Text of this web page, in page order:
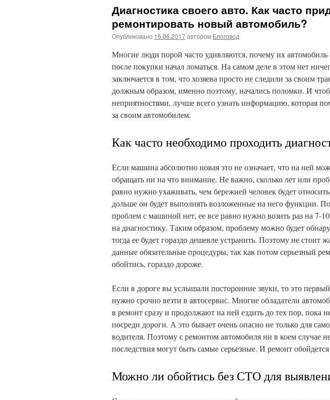
Диагностика своего авто. Как часто
ремонтировать новый автомобиль?
Опубликовано 16.06.2017автором Блоговод
Многие люди порой часто удивляются, почему их автомобиль
после покупки начал ломаться. На самом деле в этом нет
заключается в том, что хозяева просто не следили за своим
должным образом, именно поэтому, начались поломки. И
неприятностями, лучше всего узнать информацию, которая
за своим автомобилем.
Как часто необходимо проходить
Если машина абсолютно новая это не означает, что на ней
обращать ни на что внимание. Не важно, сколько лет или
равно нужно ухаживать, чем бережней человек будет
дольше он будет выполнять возложенные на него функции.
проблем с машиной нет, ее все равно нужно возить раз на 7-
на диагностику. Таким образом, проблему можно будет
тогда ее будет гораздо дешевле устранить. Поэтому не стоит
данные обязательные процедуры, так как потом серьезный
обойтись, гораздо дороже.
Если в дороге вы услышали посторонние звуки, то это
нужно срочно везти в автосервис. Многие обладатели
в ремонт сразу и продолжают на ней ездить до тех пор, пока
посреди дороги. А это бывает очень опасно не только для
водителя. Поэтому с ремонтом автомобиля ни в коем случае
последствия могут быть самые серьезные. И ремонт
Можно ли обойтись без СТО для